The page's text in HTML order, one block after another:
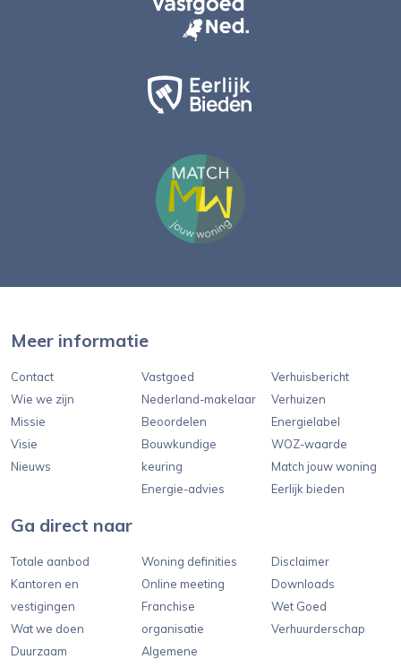
Meer informatie
Contact
Wie we zijn
Missie
Visie
Nieuws
Vastgoed
Nederland-makelaar
Beoordelen
Bouwkundige
keuring
Energie-advies
Verhuisbericht
Verhuizen
Energielabel
WOZ-waarde
Match jouw woning
Eerlijk bieden
Ga direct naar
Totale aanbod
Kantoren en
vestigingen
Wat we doen
Duurzaam
Woning definities
Online meeting
Franchise
organisatie
Algemene
Disclaimer
Downloads
Wet Goed
Verhuurderschap